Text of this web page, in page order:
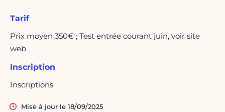
Tarif
Prix moyen 350€ ; Test entrée courant juin, voir site
web
Inscription
Inscriptions
Mise à jour le 18/09/2025